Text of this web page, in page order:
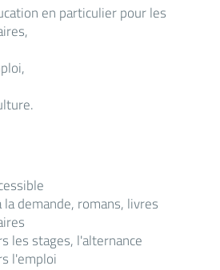
en particulier pour les
demande, romans, livres
les stages, l'alternance
l'emploi